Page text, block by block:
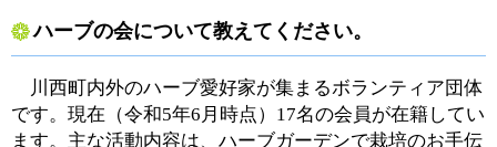
ハーブの会について教えてください。
川西町内外のハーブ愛好家が集まるボランティア団体
です。現在（令和5年6月時点）17名の会員が在籍してい
ます。主な活動内容は、ハーブガーデンで栽培のお手伝